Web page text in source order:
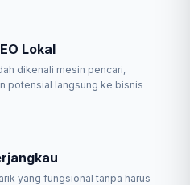
Lokal
dikenali mesin pencari,
potensial langsung ke bisnis
yang fungsional tanpa harus